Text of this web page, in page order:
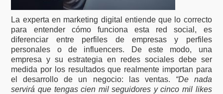
La experta en marketing digital entiende que lo correcto
para entender cómo funciona esta red social, es
diferenciar entre perfiles de empresas y perfiles
personales o de influencers. De este modo, una
empresa y su estrategia en redes sociales debe ser
medida por los resultados que realmente importan para
el desarrollo de un negocio: las ventas. “De nada
servirá que tengas cien mil seguidores y cinco mil likes